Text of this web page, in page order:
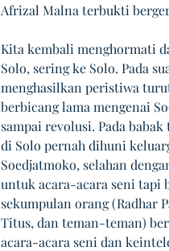
Afrizal Malna terbukti
Kita kembali menghormati
Solo, sering ke Solo. Pada
menghasilkan peristiwa
berbicang lama mengenai
sampai revolusi. Pada
di Solo pernah dihuni
Soedjatmoko, selahan
untuk acara-acara seni tapi
sekumpulan orang (Radhar
Titus, dan teman-teman)
acara-acara seni dan